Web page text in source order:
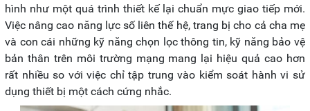
hình như một quá trình thiết kế lại chuẩn mực giao tiếp mới.
Việc nâng cao năng lực số liên thế hệ, trang bị cho cả cha mẹ
và con cái những kỹ năng chọn lọc thông tin, kỹ năng bảo vệ
bản thân trên môi trường mạng mang lại hiệu quả cao hơn
rất nhiều so với việc chỉ tập trung vào kiểm soát hành vi sử
dụng thiết bị một cách cứng nhắc.